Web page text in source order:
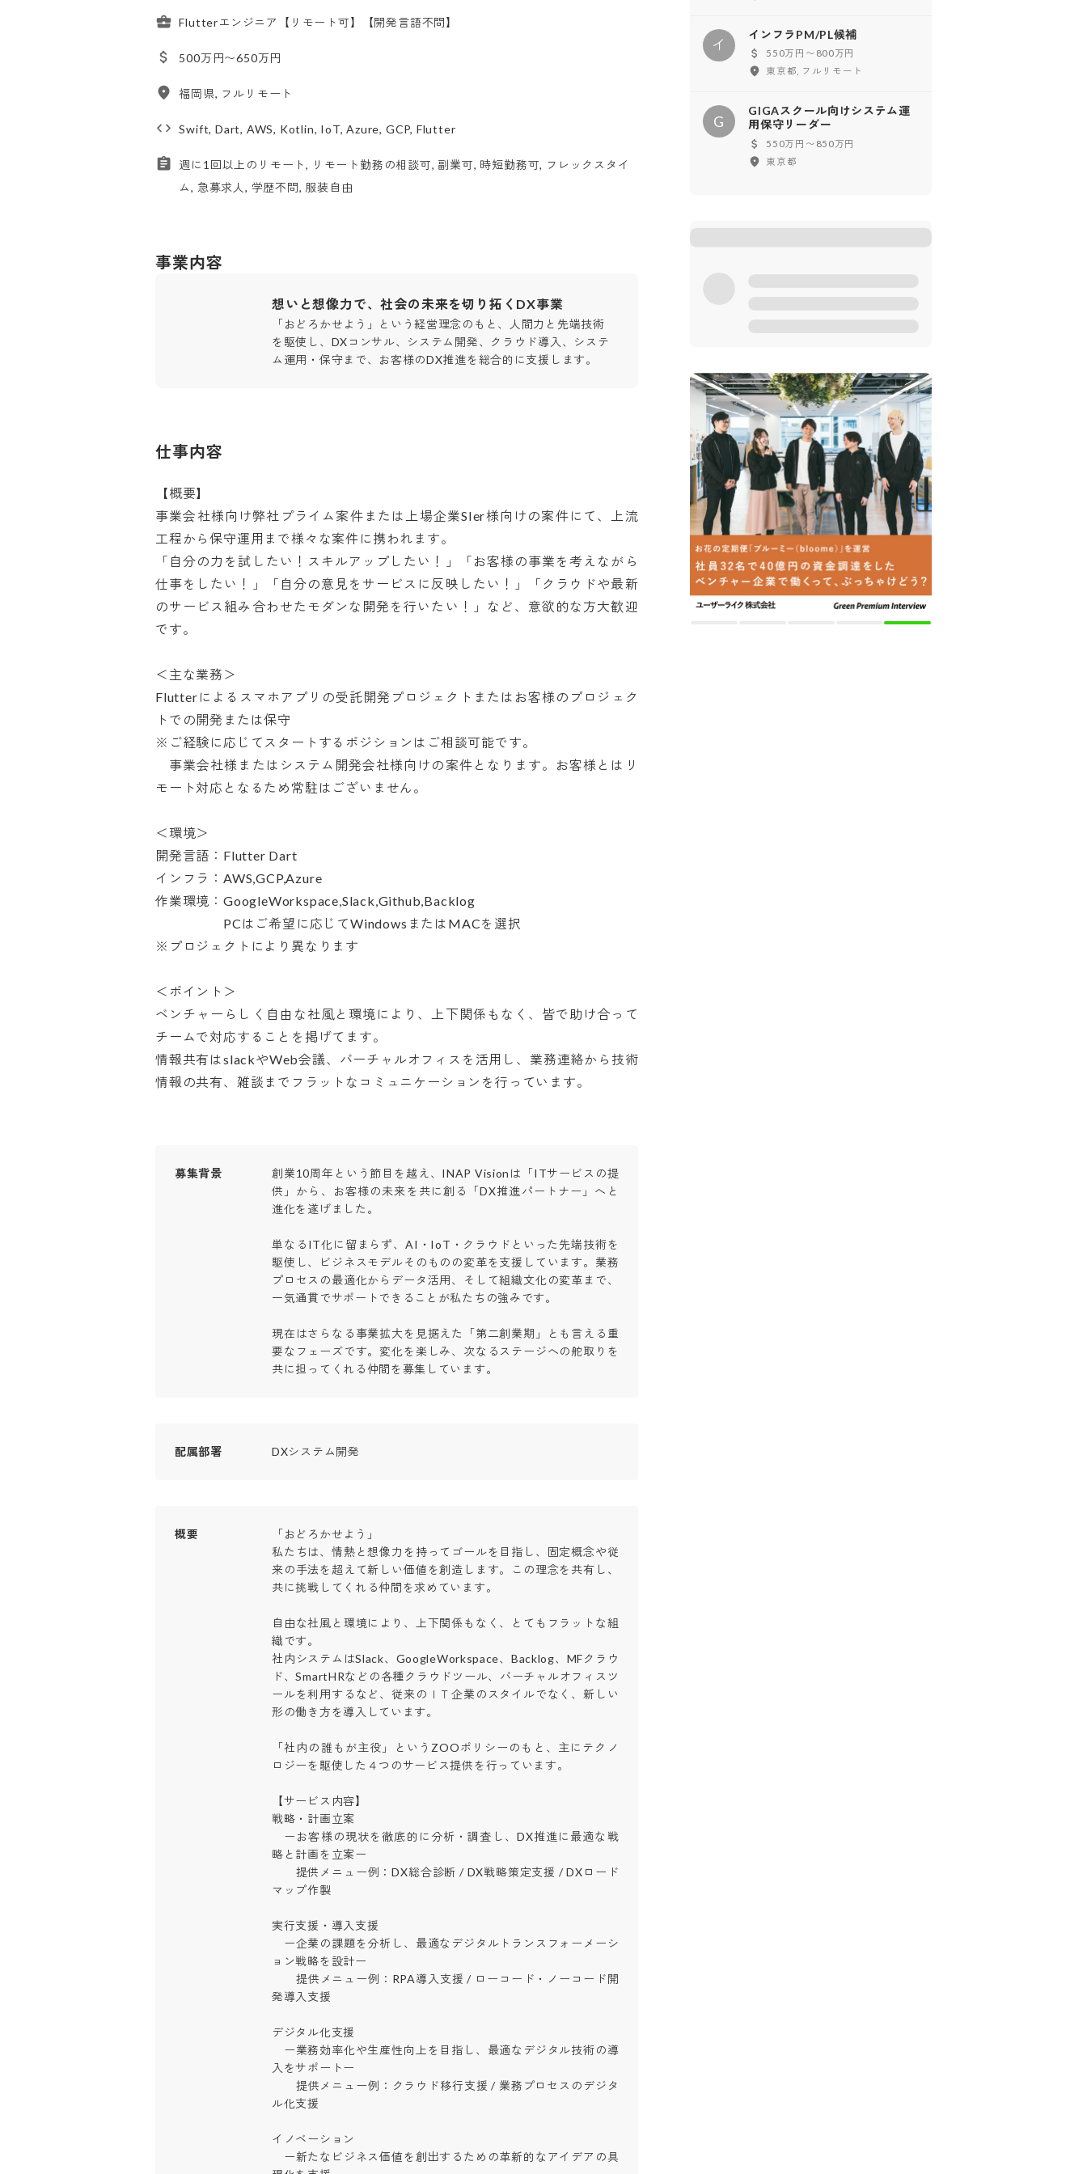
Flutterエンジニア【リモート可】【開発言語不問】
500万円〜650万円
福岡県, フルリモート
Swift, Dart, AWS, Kotlin, IoT, Azure, GCP, Flutter
週に1回以上のリモート, リモート勤務の相談可, 副業可, 時短勤務可, フレックスタイ
ム, 急募求人, 学歴不問, 服装自由
事業内容
想いと想像力で、社会の未来を切り拓くDX事業
「おどろかせよう」という経営理念のもと、人間力と先端技術
を駆使し、DXコンサル、システム開発、クラウド導入、システ
ム運用・保守まで、お客様のDX推進を総合的に支援します。
仕事内容
【概要】
事業会社様向け弊社プライム案件または上場企業SIer様向けの案件にて、上流
工程から保守運用まで様々な案件に携われます。
「自分の力を試したい！スキルアップしたい！」「お客様の事業を考えながら
仕事をしたい！」「自分の意見をサービスに反映したい！」「クラウドや最新
のサービス組み合わせたモダンな開発を行いたい！」など、意欲的な方大歓迎
です。
＜主な業務＞
Flutterによるスマホアプリの受託開発プロジェクトまたはお客様のプロジェク
トでの開発または保守
※ご経験に応じてスタートするポジションはご相談可能です。
事業会社様またはシステム開発会社様向けの案件となります。お客様とはリ
モート対応となるため常駐はございません。
＜環境＞
開発言語：Flutter Dart
インフラ：AWS,GCP,Azure
作業環境：GoogleWorkspace,Slack,Github,Backlog
PCはご希望に応じてWindowsまたはMACを選択
※プロジェクトにより異なります
＜ポイント＞
ベンチャーらしく自由な社風と環境により、上下関係もなく、皆で助け合って
チームで対応することを掲げてます。
情報共有はslackやWeb会議、バーチャルオフィスを活用し、業務連絡から技術
情報の共有、雑談までフラットなコミュニケーションを行っています。
募集背景
創業10周年という節目を越え、INAP Visionは「ITサービスの提
供」から、お客様の未来を共に創る「DX推進パートナー」へと
進化を遂げました。
単なるIT化に留まらず、AI・IoT・クラウドといった先端技術を
駆使し、ビジネスモデルそのものの変革を支援しています。業務
プロセスの最適化からデータ活用、そして組織文化の変革まで、
一気通貫でサポートできることが私たちの強みです。
現在はさらなる事業拡大を見据えた「第二創業期」とも言える重
要なフェーズです。変化を楽しみ、次なるステージへの舵取りを
共に担ってくれる仲間を募集しています。
配属部署 DXシステム開発
概要
「おどろかせよう」
私たちは、情熱と想像力を持ってゴールを目指し、固定概念や従
来の手法を超えて新しい価値を創造します。この理念を共有し、
共に挑戦してくれる仲間を求めています。
自由な社風と環境により、上下関係もなく、とてもフラットな組
織です。
社内システムはSlack、GoogleWorkspace、Backlog、MFクラウ
ド、SmartHRなどの各種クラウドツール、バーチャルオフィスツ
ールを利用するなど、従来のＩＴ企業のスタイルでなく、新しい
形の働き方を導入しています。
「社内の誰もが主役」というZOOポリシーのもと、主にテクノ
ロジーを駆使した４つのサービス提供を行っています。
【サービス内容】
戦略・計画立案
ーお客様の現状を徹底的に分析・調査し、DX推進に最適な戦
略と計画を立案ー
提供メニュー例：DX総合診断 / DX戦略策定支援 / DXロード
マップ作製
実行支援・導入支援
ー企業の課題を分析し、最適なデジタルトランスフォーメーシ
ョン戦略を設計ー
提供メニュー例：RPA導入支援 / ローコード・ノーコード開
発導入支援
デジタル化支援
ー業務効率化や生産性向上を目指し、最適なデジタル技術の導
入をサポートー
提供メニュー例：クラウド移行支援 / 業務プロセスのデジタ
ル化支援
イノベーション
ー新たなビジネス価値を創出するための革新的なアイデアの具
イ
インフラPM/PL候補
550万円〜800万円
東京都, フルリモート
G
GIGAスクール向けシステム運
用保守リーダー
550万円〜850万円
東京都